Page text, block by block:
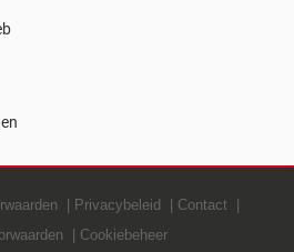
Privacybeleid
Contact
Cookiebeheer